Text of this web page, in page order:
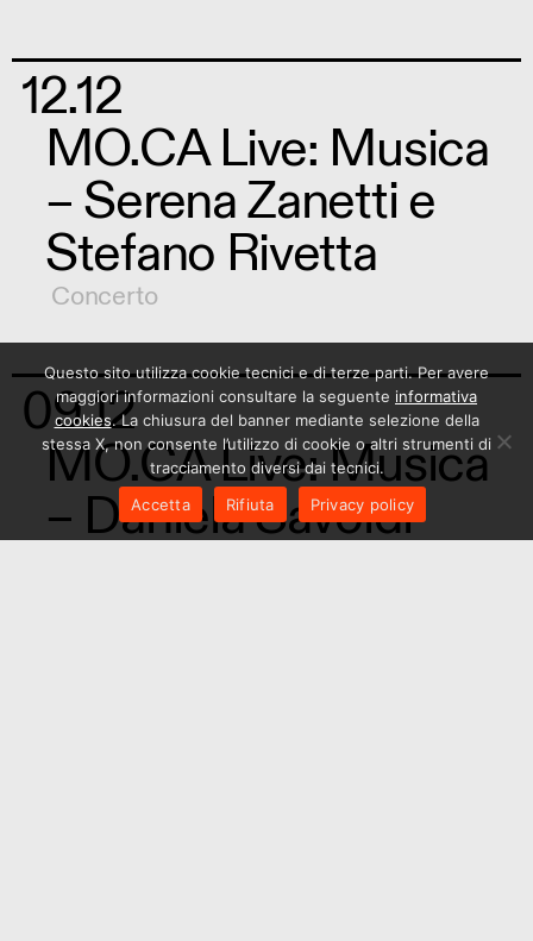
12.12
MO.CA Live: Musica
– Serena Zanetti e
Stefano Rivetta
Concerto
09.12
MO.CA Live: Musica
– Daniela Savoldi
Questo sito utilizza cookie tecnici e di terze parti. Per avere
maggiori informazioni consultare la seguente informativa
cookies. La chiusura del banner mediante selezione della
stessa X, non consente l’utilizzo di cookie o altri strumenti di
tracciamento diversi dai tecnici.
Accetta
Rifiuta Privacy policy